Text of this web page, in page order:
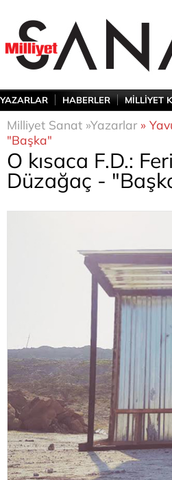
YAZARLAR HABERLER MİLLİYET
Milliyet Sanat »Yazarlar»
"Başka"
O kısaca F.D.:
Düzağaç -